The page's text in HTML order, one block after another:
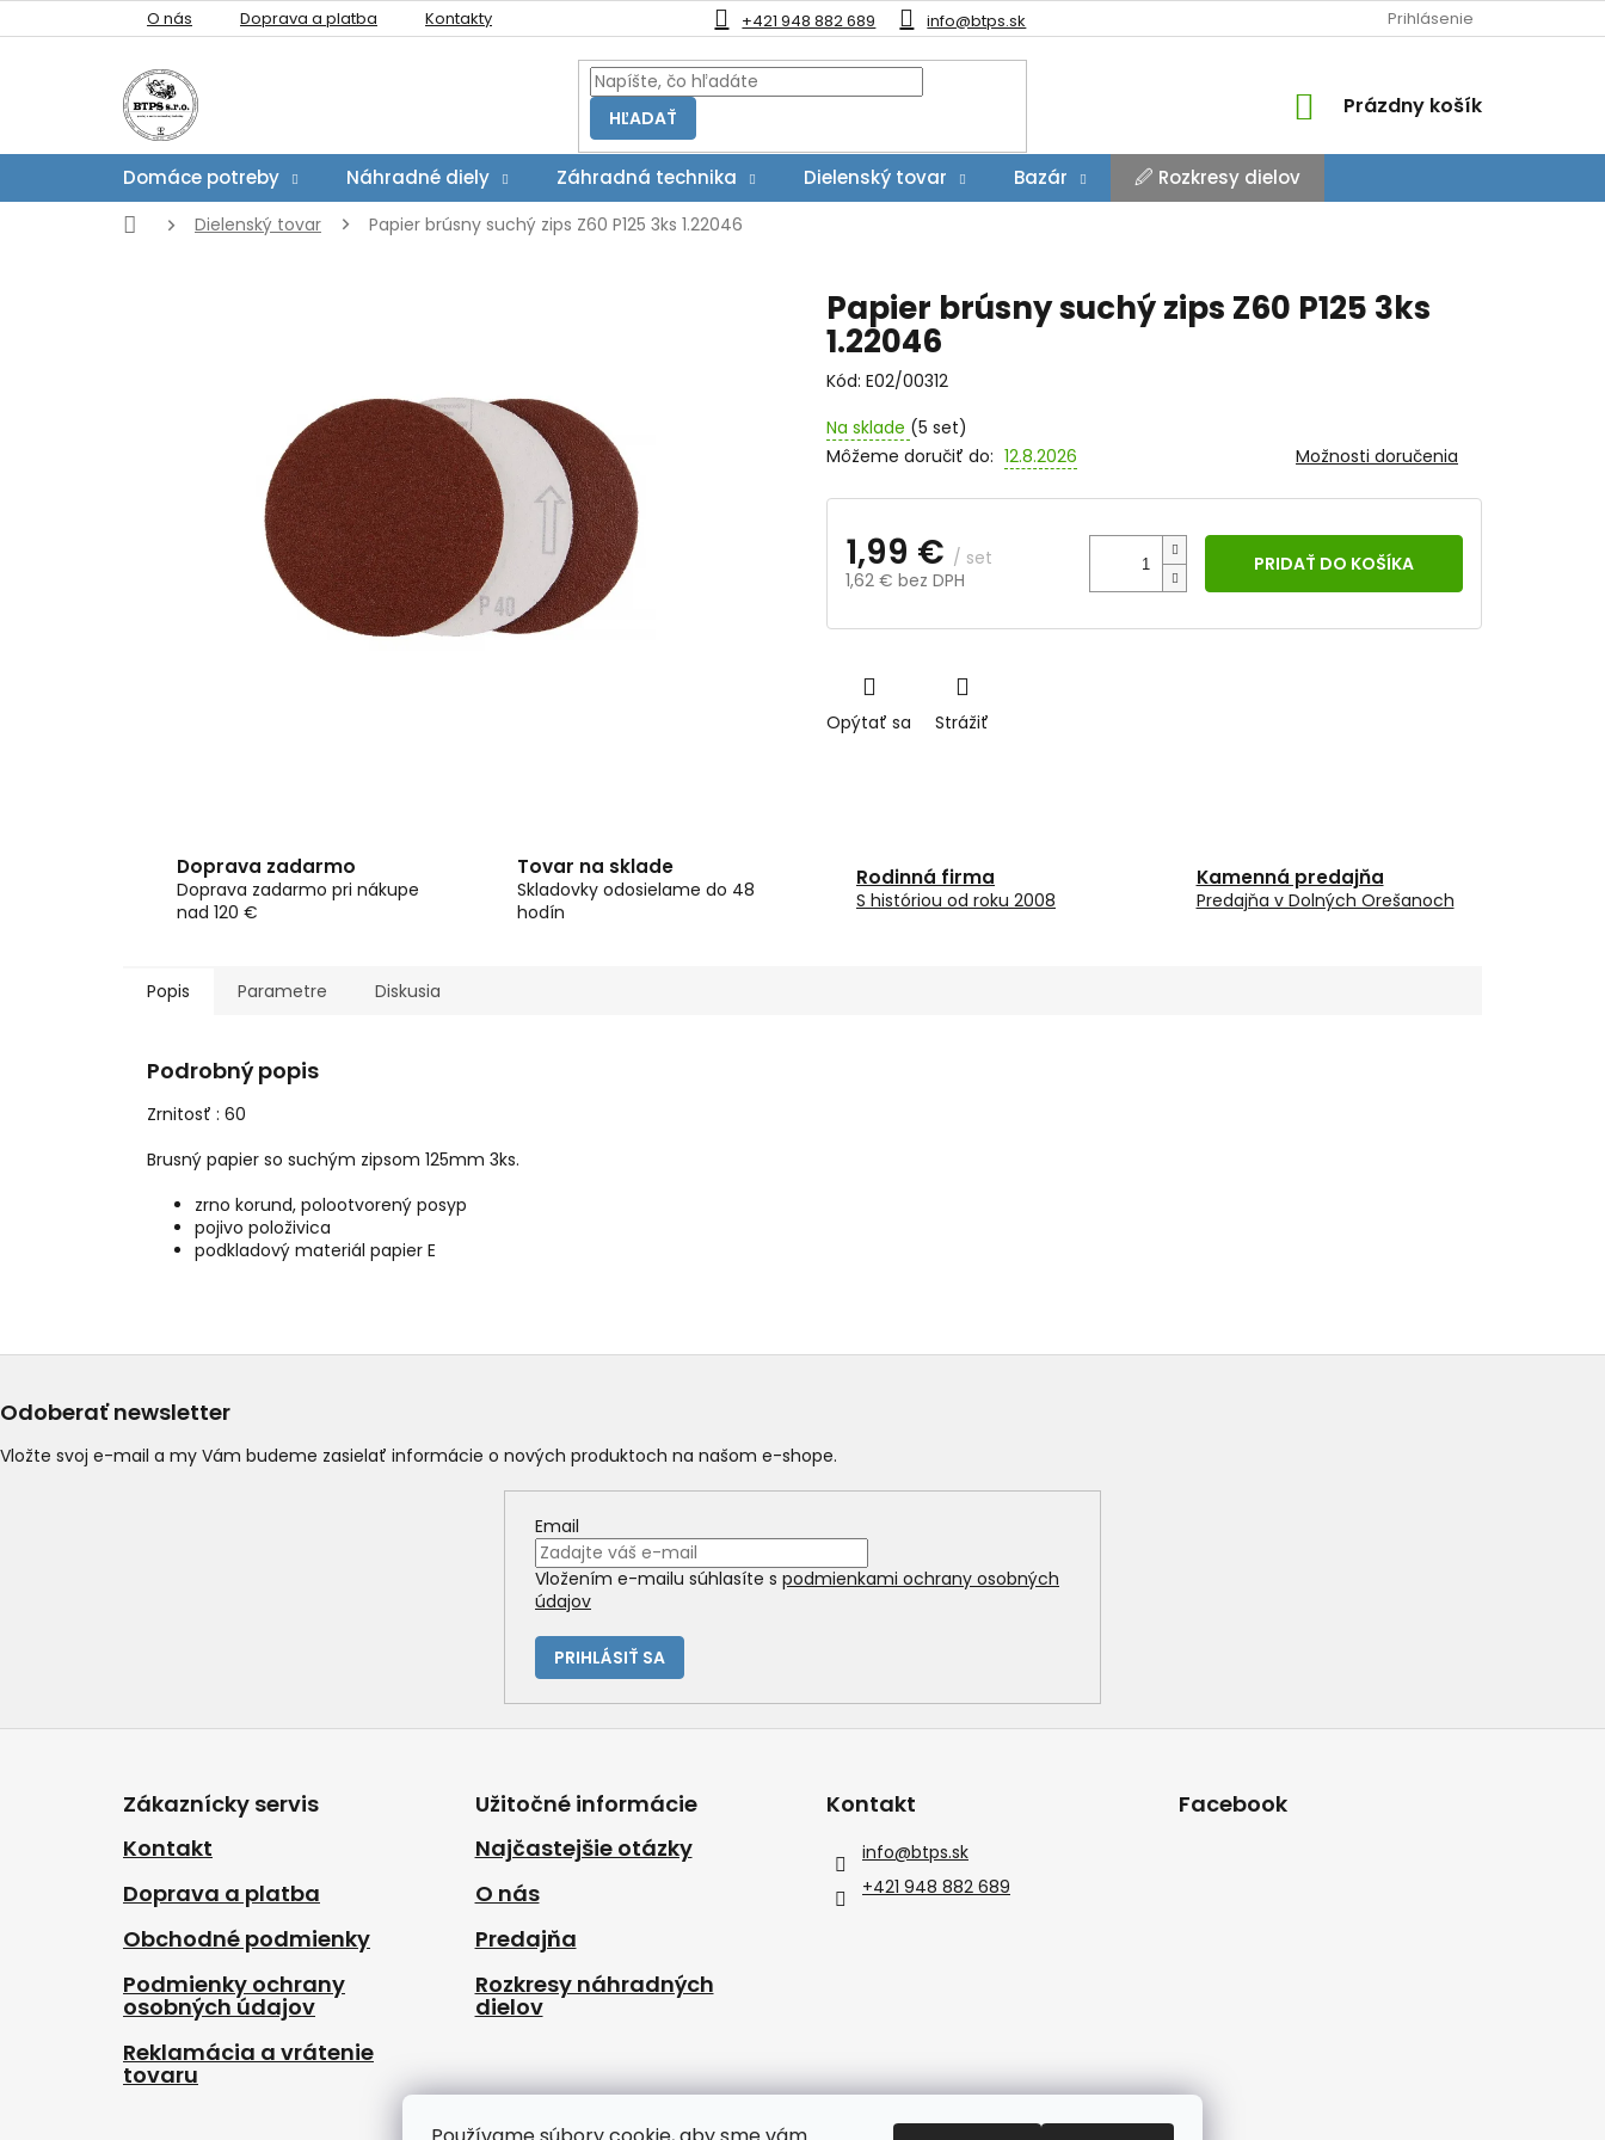
na
+421 948 882 689 info@btps.sk
O nás Doprava a platba Kontakty Prihlásenie
HĽADAŤ
NÁKUPNÝ
Prázdny košík
Domáce potreby Náhradné diely Záhradná technika Dielenský tovar Bazár 🖉 Rozkresy dielov
DomovDielenský tovar Papier brúsny suchý zips Z60 P125 3ks 1.22046
Papier brúsny suchý zips Z60 P125 3ks
1.22046
Kód: E02/00312
Na sklade (5 set)
Môžeme doručiť do: 12.8.2026 Možnosti doručenia
1,99 € / set
1,62 € bez DPH
cena:
PRIDAŤ DO KOŠÍKA
Opýtať sa Strážiť
Doprava zadarmo
Doprava zadarmo pri nákupe
nad 120 €
Tovar na sklade
Skladovky odosielame do 48
hodín
Rodinná firma
S históriou od roku 2008
Kamenná predajňa
Predajňa v Dolných Orešanoch
Popis Parametre Diskusia
Podrobný popis
Zrnitosť : 60
Brusný papier so suchým zipsom 125mm 3ks.
zrno korund, polootvorený posyp
pojivo položivica
podkladový materiál papier E
Odoberať newsletter
Vložte svoj e-mail a my Vám budeme zasielať informácie o nových produktoch na našom e-shope.
Email
Vložením e-mailu súhlasíte s podmienkami ochrany osobných
údajov
PRIHLÁSIŤ SA
Z
Zákaznícky servis
Kontakt
Doprava a platba
Obchodné podmienky
Podmienky ochrany
osobných údajov
Reklamácia a vrátenie
tovaru
Užitočné informácie
Najčastejšie otázky
O nás
Predajňa
Rozkresy náhradných
dielov
Kontakt
info@btps.sk
+421 948 882 689
Facebook